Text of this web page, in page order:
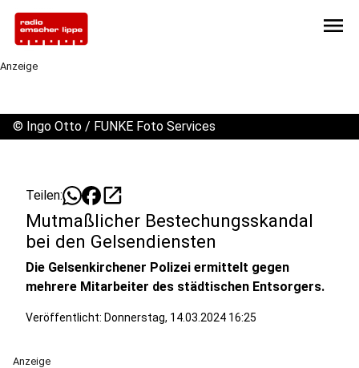
menu
Anzeige
© Ingo Otto / FUNKE Foto Services
Teilen: open_in_new
Mutmaßlicher Bestechungsskandal
bei den Gelsendiensten
Die Gelsenkirchener Polizei ermittelt gegen
mehrere Mitarbeiter des städtischen Entsorgers.
Veröffentlicht: Donnerstag, 14.03.2024 16:25
Anzeige